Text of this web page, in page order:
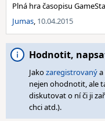
Plná hra časopisu
Jumas, 10.04.2015
Hodnotit,
Jakozaregistrovanýa
nejen ohodnotit, ale
diskutovat o ní či ji
chci atd.).